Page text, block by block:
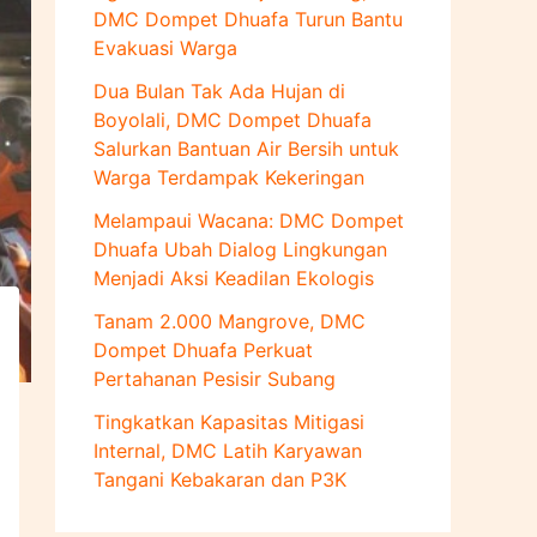
k
:
DMC Dompet Dhuafa Turun Bantu
Evakuasi Warga
Dua Bulan Tak Ada Hujan di
Boyolali, DMC Dompet Dhuafa
Salurkan Bantuan Air Bersih untuk
Warga Terdampak Kekeringan
Melampaui Wacana: DMC Dompet
Dhuafa Ubah Dialog Lingkungan
Menjadi Aksi Keadilan Ekologis
Tanam 2.000 Mangrove, DMC
Dompet Dhuafa Perkuat
Pertahanan Pesisir Subang
Tingkatkan Kapasitas Mitigasi
Internal, DMC Latih Karyawan
Tangani Kebakaran dan P3K